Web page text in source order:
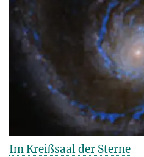
Im Kreißsaal der Sterne